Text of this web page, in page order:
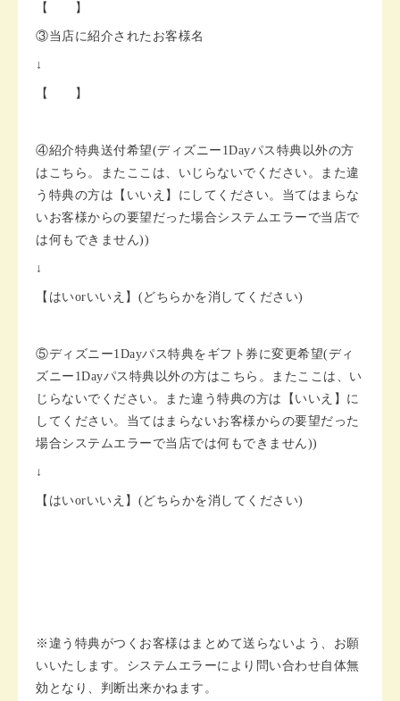
【 】
③当店に紹介されたお客様名
↓
【 】
④紹介特典送付希望(ディズニー1Dayパス特典以外の方
はこちら。またここは、いじらないでください。また違
う特典の方は【いいえ】にしてください。当てはまらな
いお客様からの要望だった場合システムエラーで当店で
は何もできません))
↓
【はいorいいえ】(どちらかを消してください)
⑤ディズニー1Dayパス特典をギフト券に変更希望(ディ
ズニー1Dayパス特典以外の方はこちら。またここは、い
じらないでください。また違う特典の方は【いいえ】に
してください。当てはまらないお客様からの要望だった
場合システムエラーで当店では何もできません))
↓
【はいorいいえ】(どちらかを消してください)
※違う特典がつくお客様はまとめて送らないよう、お願
いいたします。システムエラーにより問い合わせ自体無
効となり、判断出来かねます。